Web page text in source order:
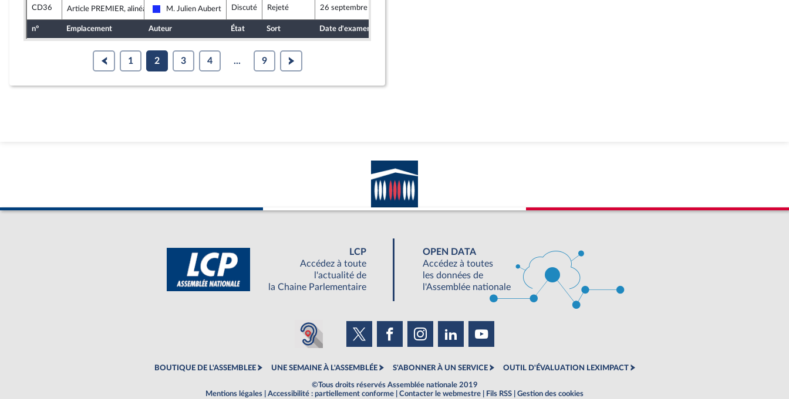
CD36 Article PREMIER, alinéa 13
Les Républicains
M. Julien Aubert Discuté Rejeté 26 septembre 2017
n° Emplacement Auteur État Sort Date d'examen
1 2 3 4 ... 9
LCP
Accédez à toute
l'actualité de
la Chaine Parlementaire
OPEN DATA
Accédez à toutes
les données de
l'Assemblée nationale
BOUTIQUE DE L'ASSEMBLEE UNE SEMAINE À L'ASSEMBLÉE S'ABONNER À UN SERVICE OUTIL D'ÉVALUATION LEXIMPACT
©Tous droits réservés Assemblée nationale 2019
Mentions légales
Accessibilité : partiellement conforme Contacter le webmestre Fils RSS Gestion des cookies